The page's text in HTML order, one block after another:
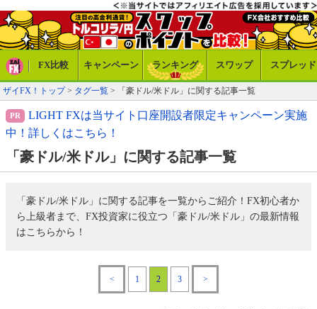
FX比較 キャンペーン ランキング スワップ スプレッド
ザイFX！トップ> タグ一覧 > 「豪ドル/米ドル」に関する記事一覧
LIGHT FXは当サイト口座開設者限定キャンペーン実施
中！詳しくはこちら！
「豪ドル/米ドル」に関する記事一覧
「豪ドル/米ドル」に関する記事を一覧からご紹介！FX初心者か
ら上級者まで、FX投資家に役立つ「豪ドル/米ドル」の最新情報
はこちらから！
< 1 2 3 >